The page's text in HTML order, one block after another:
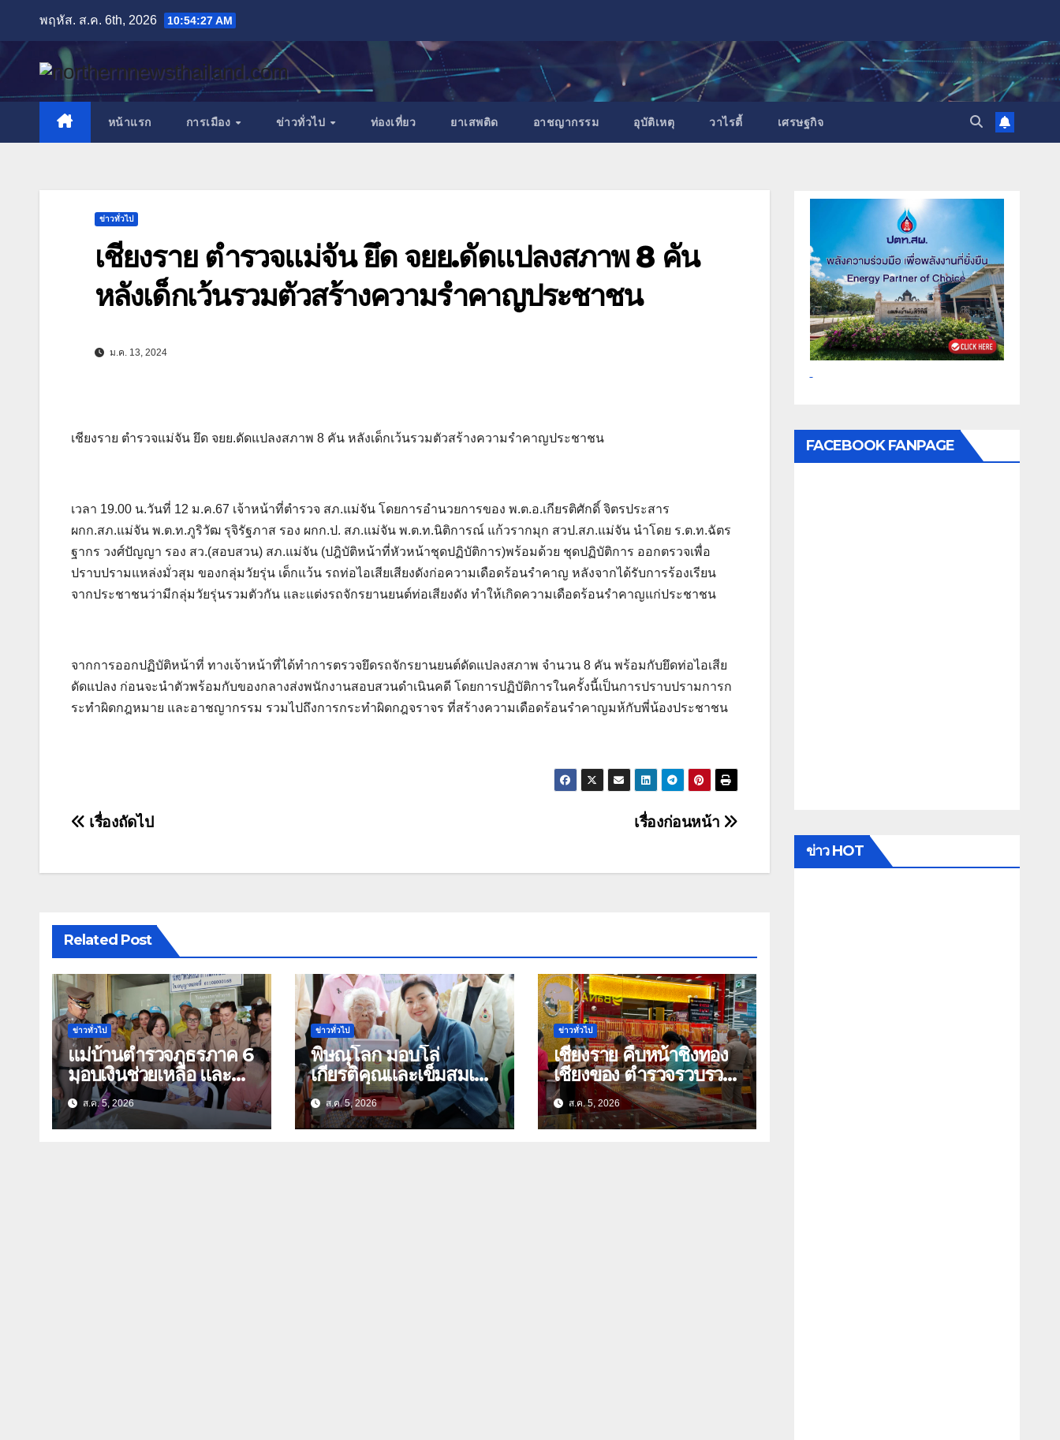
content
พฤหัส. ส.ค. 6th, 2026 10:54:28 AM
หน้าแรก การเมือง ข่าวทั่วไป ท่องเที่ยว ยาเสพติด อาชญากรรม อุบัติเหตุ วาไรตี้ เศรษฐกิจ
ข่าวทั่วไป
เชียงราย ตำรวจแม่จัน ยึด จยย.ดัดแปลงสภาพ 8 คัน
หลังเด็กเว้นรวมตัวสร้างความรำคาญประชาชน
ม.ค. 13, 2024
เชียงราย ตำรวจแม่จัน ยึด จยย.ดัดแปลงสภาพ 8 คัน หลังเด็กเว้นรวมตัวสร้างความรำคาญประชาชน
เวลา 19.00 น.วันที่ 12 ม.ค.67 เจ้าหน้าที่ตำรวจ สภ.แม่จัน โดยการอำนวยการของ พ.ต.อ.เกียรติศักดิ์ จิตรประสาร
ผกก.สภ.แม่จัน พ.ต.ท.ภูริวัฒ รุจิรัฐภาส รอง ผกก.ป. สภ.แม่จัน พ.ต.ท.นิติการณ์ แก้วรากมุก สวป.สภ.แม่จัน นำโดย ร.ต.ท.ฉัตร
ฐากร วงศ์ปัญญา รอง สว.(สอบสวน) สภ.แม่จัน (ปฎิบัติหน้าที่หัวหน้าชุดปฏิบัติการ)พร้อมด้วย ชุดปฏิบัติการ ออกตรวจเพื่อ
ปราบปรามแหล่งมั่วสุม ของกลุ่มวัยรุ่น เด็กแว้น รถท่อไอเสียเสียงดังก่อความเดือดร้อนรำคาญ หลังจากได้รับการร้องเรียน
จากประชาชนว่ามีกลุ่มวัยรุ่นรวมตัวกัน และแต่งรถจักรยานยนต์ท่อเสียงดัง ทำให้เกิดความเดือดร้อนรำคาญแก่ประชาชน
จากการออกปฏิบัติหน้าที่ ทางเจ้าหน้าที่ได้ทำการตรวจยึดรถจักรยานยนต์ดัดแปลงสภาพ จำนวน 8 คัน พร้อมกับยึดท่อไอเสีย
ดัดแปลง ก่อนจะนำตัวพร้อมกับของกลางส่งพนักงานสอบสวนดำเนินคดี โดยการปฏิบัติการในครั้งนี้เป็นการปราบปรามการก
ระทำผิดกฎหมาย และอาชญากรรม รวมไปถึงการกระทำผิดกฎจราจร ที่สร้างความเดือดร้อนรำคาญมห้กับพี่น้องประชาชน
แนะแนว
เรื่องก่อนหน้า
เรื่องถัดไป
Related Post
ข่าวทั่วไป
แม่บ้านตำรวจภูธรภาค 6
มอบเงินช่วยเหลือ และ
สิ่งของบำรุงขวัญ บุตร-
ธิดา ข้าราชการตำรวจ
จังหวัดอุทัยธานี
ส.ค. 5, 2026
ข่าวทั่วไป
พิษณุโลก มอบโล่
เกียรติคุณและเข็มสมเด็จ
ย่า อายุ 100 ปี “นางจอม
นุ่มเนตร” ตำบลบ้าน
กร่าง อำเภอเมือง
ส.ค. 5, 2026
ข่าวทั่วไป
เชียงราย คืบหน้าชิงทอง
เชียงของ ตำรวจรวบรวม
หลักฐาน ประสาน
สปป.ลาว ติดตามจับกุม
ส.ค. 5, 2026
FACEBOOK FANPAGE
ข่าว HOT